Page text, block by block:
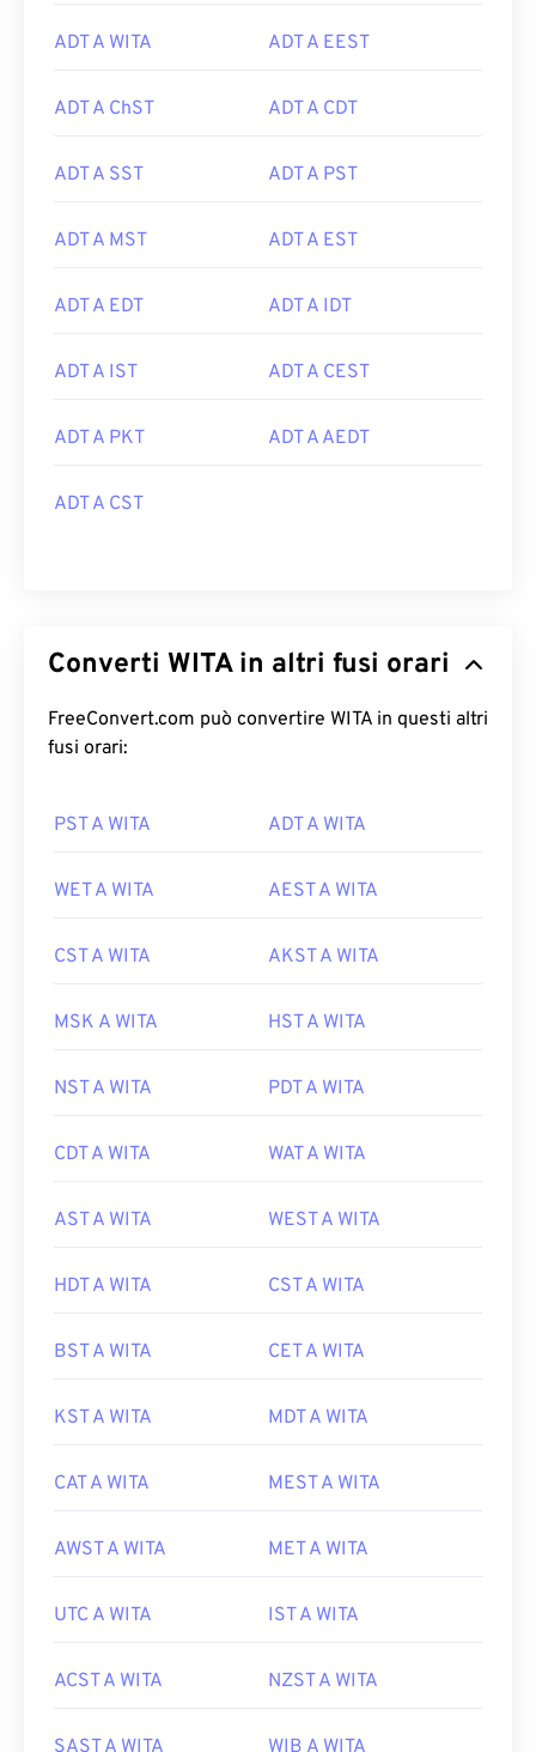
ADT A WITA ADT A EEST
ADT A ChST ADT A CDT
ADT A SST ADT A PST
ADT A MST ADT A EST
ADT A EDT ADT A IDT
ADT A IST ADT A CEST
ADT A PKT ADT A AEDT
ADT A CST
Converti WITA in altri fusi orari
FreeConvert.com può convertire WITA in questi altri
fusi orari:
PST A WITA ADT A WITA
WET A WITA AEST A WITA
CST A WITA AKST A WITA
MSK A WITA HST A WITA
NST A WITA PDT A WITA
CDT A WITA WAT A WITA
AST A WITA WEST A WITA
HDT A WITA CST A WITA
BST A WITA CET A WITA
KST A WITA MDT A WITA
CAT A WITA MEST A WITA
AWST A WITA MET A WITA
UTC A WITA IST A WITA
ACST A WITA NZST A WITA
SAST A WITA WIB A WITA